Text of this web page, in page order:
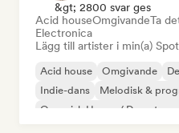
&gt; 2800 svar ges
Acid houseOmgivandeTa
Electronica
Lägg till artister i min(a)
Acid house Omgivande
Indie-dans
Melodisk &
Organisk House / Downtempo